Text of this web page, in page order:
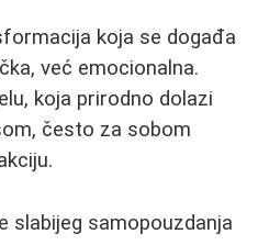
koja se događa
već emocionalna.
koja prirodno dolazi
često za sobom
slabijeg samopouzdanja